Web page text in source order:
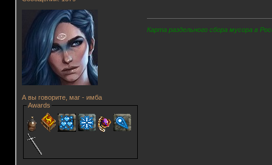
А вы говорите, маг - имба
Awards
Карта раздельного сбора мусора в